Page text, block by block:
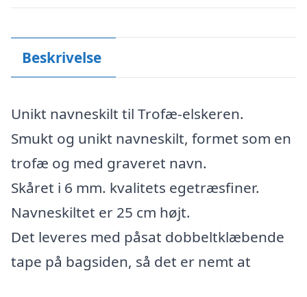
Beskrivelse
Unikt navneskilt til Trofæ-elskeren.
Smukt og unikt navneskilt, formet som en
trofæ og med graveret navn.
Skåret i 6 mm. kvalitets egetræsfiner.
Navneskiltet er 25 cm højt.
Det leveres med påsat dobbeltklæbende
tape på bagsiden, så det er nemt at